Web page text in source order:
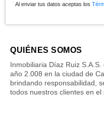
Al enviar tus datos aceptas los
QUIÉNES SOMOS
Inmobiliaria Díaz Ruiz
año 2.008 en la ciudad de
brindando responsabilidad,
todos nuestros clientes en el